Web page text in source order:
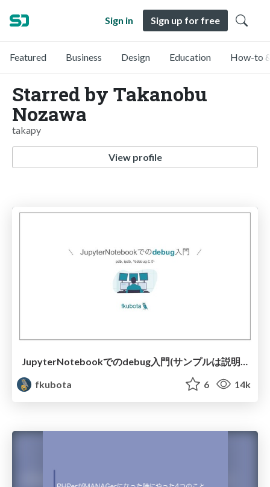
Sign in Sign up for free
Featured Business Design Education How-to
Starred by Takanobu
Nozawa
takapy
View profile
fkubota
6 14k